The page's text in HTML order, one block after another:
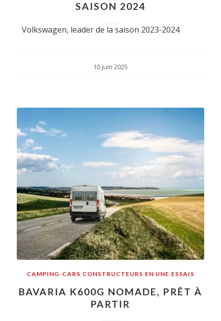
SAISON 2024
Volkswagen, leader de la saison 2023-2024
10 juin 2025
CAMPING-CARS CONSTRUCTEURS EN UNE ESSAIS
BAVARIA K600G NOMADE, PRÊT À
PARTIR